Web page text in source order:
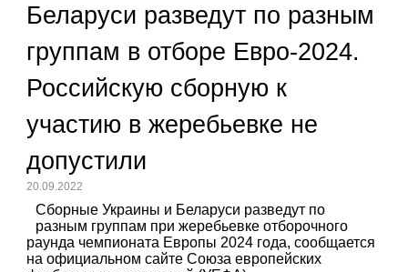
Беларуси разведут по разным
группам в отборе Евро-2024.
Российскую сборную к
участию в жеребьевке не
допустили
20.09.2022
Сборные Украины и Беларуси разведут по
разным группам при жеребьевке отборочного
раунда чемпионата Европы 2024 года, сообщается
на официальном сайте Союза европейских